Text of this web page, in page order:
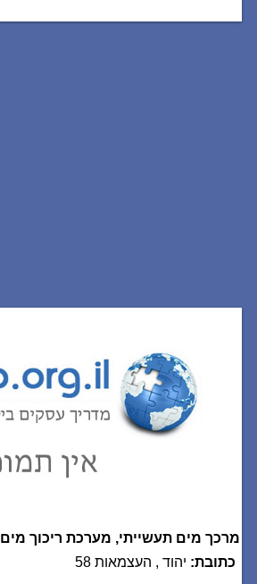
מרכך מים תעשייתי, מערכת ריכוך מים
כתובת: יהוד , העצמאות 58